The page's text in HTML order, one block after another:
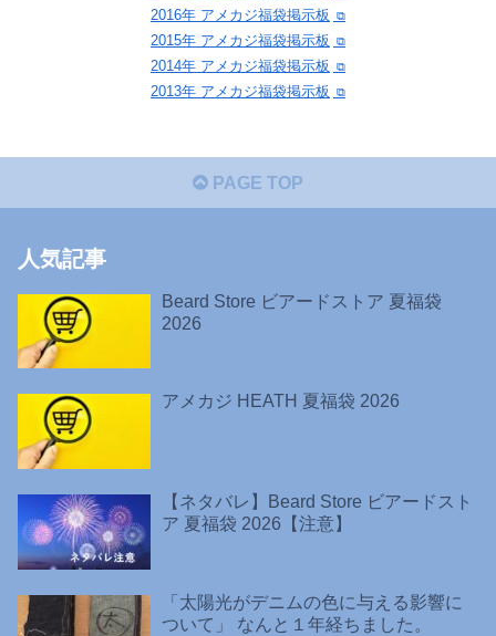
2016年 アメカジ福袋掲示板
2015年 アメカジ福袋掲示板
2014年 アメカジ福袋掲示板
2013年 アメカジ福袋掲示板
PAGE TOP
人気記事
Beard Store ビアードストア 夏福袋
2026
アメカジ HEATH 夏福袋 2026
【ネタバレ】Beard Store ビアードスト
ア 夏福袋 2026【注意】
「太陽光がデニムの色に与える影響に
ついて」 なんと１年経ちました。